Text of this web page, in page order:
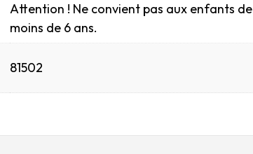
Attention ! Ne convient pas aux enfants de
moins de 6 ans.
81502